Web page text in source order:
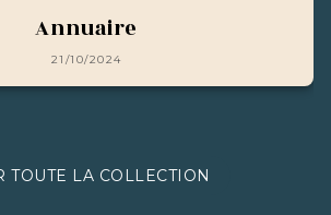
Annuaire
21/10/2024
TOUTE LA COLLECTION